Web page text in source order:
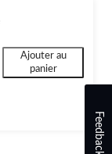
Ajouter au
panier
Feedback